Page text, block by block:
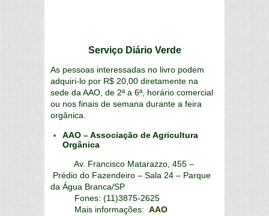
Serviço Diário Verde
As pessoas interessadas no livro podem
adquiri-lo por R$ 20,00 diretamente na
sede da AAO, de 2ª a 6ª, horário comercial
ou nos finais de semana durante a feira
orgânica.
AAO – Associação de Agricultura
Orgânica
Av. Francisco Matarazzo, 455 –
Prédio do Fazendeiro – Sala 24 – Parque
da Água Branca/SP
Fones: (11)3875-2625
Mais informações: AAO